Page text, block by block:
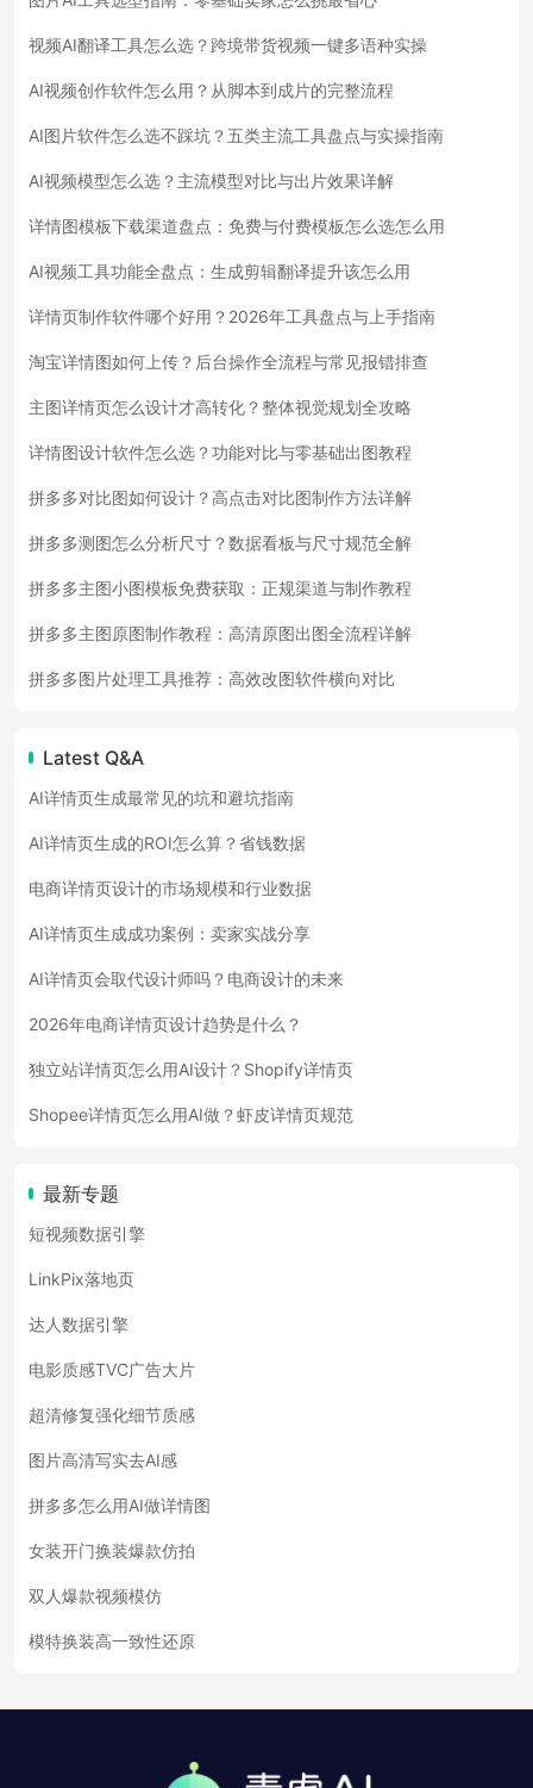
视频AI翻译工具怎么选？跨境带货视频一键多语种实操
AI视频创作软件怎么用？从脚本到成片的完整流程
AI图片软件怎么选不踩坑？五类主流工具盘点与实操指南
AI视频模型怎么选？主流模型对比与出片效果详解
详情图模板下载渠道盘点：免费与付费模板怎么选怎么用
AI视频工具功能全盘点：生成剪辑翻译提升该怎么用
详情页制作软件哪个好用？2026年工具盘点与上手指南
淘宝详情图如何上传？后台操作全流程与常见报错排查
主图详情页怎么设计才高转化？整体视觉规划全攻略
详情图设计软件怎么选？功能对比与零基础出图教程
拼多多对比图如何设计？高点击对比图制作方法详解
拼多多测图怎么分析尺寸？数据看板与尺寸规范全解
拼多多主图小图模板免费获取：正规渠道与制作教程
拼多多主图原图制作教程：高清原图出图全流程详解
拼多多图片处理工具推荐：高效改图软件横向对比
Latest Q&A
AI详情页生成最常见的坑和避坑指南
AI详情页生成的ROI怎么算？省钱数据
电商详情页设计的市场规模和行业数据
AI详情页生成成功案例：卖家实战分享
AI详情页会取代设计师吗？电商设计的未来
2026年电商详情页设计趋势是什么？
独立站详情页怎么用AI设计？Shopify详情页
Shopee详情页怎么用AI做？虾皮详情页规范
最新专题
短视频数据引擎
LinkPix落地页
达人数据引擎
电影质感TVC广告大片
超清修复强化细节质感
图片高清写实去AI感
拼多多怎么用AI做详情图
女装开门换装爆款仿拍
双人爆款视频模仿
模特换装高一致性还原